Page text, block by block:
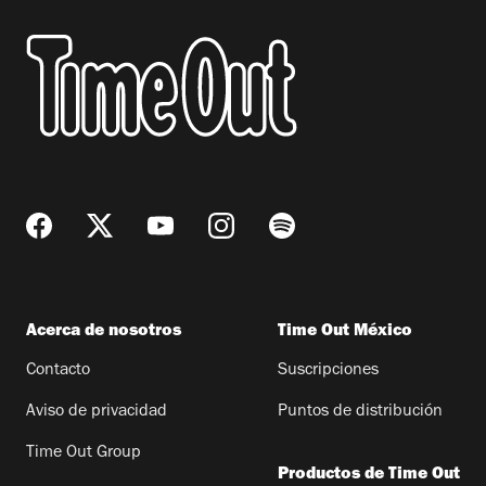
Acerca de nosotros
Contacto
Aviso de privacidad
Time Out Group
Time Out México
Suscripciones
Puntos de distribución
Productos de Time Out